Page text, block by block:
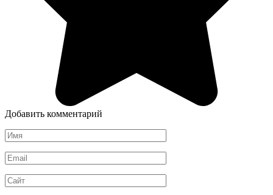
Добавить комментарий
Имя
*
Email
*
Сайт